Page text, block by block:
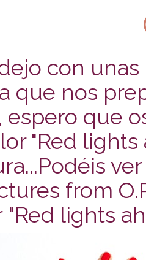
con
que nos
espero que
"Red lights
from
"Red lights